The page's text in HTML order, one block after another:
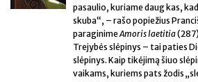
pasaulio, kuriame daug kas,
skuba“, – rašo popiežius
paraginimeAmoris laetitia
Trejybės slėpinys – tai paties
slėpinys. Kaip tikėjimą šiuo
vaikams, kuriems pats žodis